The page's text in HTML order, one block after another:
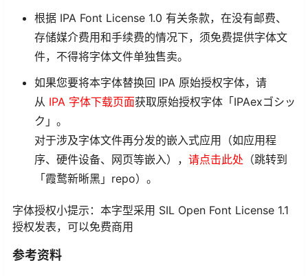
根据 IPA Font License 1.0 有关条款，在没有邮费、
存储媒介费用和手续费的情况下，须免费提供字体文
件，不得将字体文件单独售卖。
如果您要将本字体替换回 IPA 原始授权字体，请
从 IPA 字体下载页面获取原始授权字体「IPAexゴシッ
ク」。
对于涉及字体文件再分发的嵌入式应用（如应用程
序、硬件设备、网页等嵌入）， 请点击此处 （跳转到
「霞鹜新晰黑」repo）。
字体授权小提示：本字型采用 SIL Open Font License 1.1
授权发表，可以免费商用
参考资料